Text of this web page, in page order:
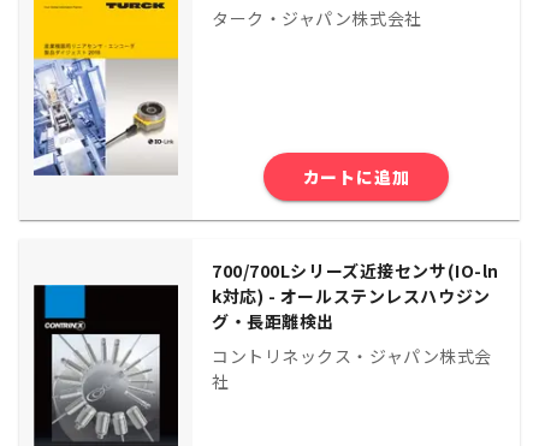
ターク・ジャパン株式会社
カートに追加
700/700Lシリーズ近接センサ(IO-ln
k対応) - オールステンレスハウジン
グ・長距離検出
コントリネックス・ジャパン株式会
社